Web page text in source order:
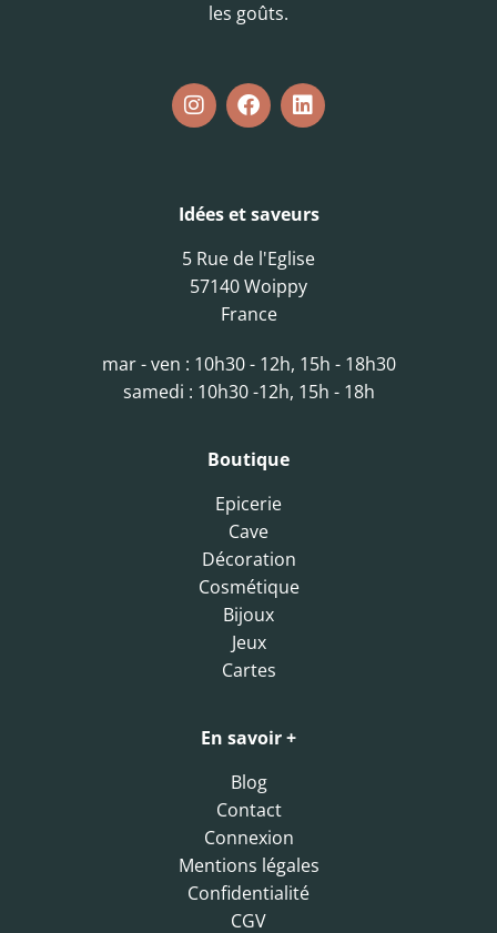
les goûts.
Idées et saveurs
5 Rue de l'Eglise
57140 Woippy
France
mar - ven : 10h30 - 12h, 15h - 18h30
samedi : 10h30 -12h, 15h - 18h
Boutique
Epicerie
Cave
Décoration
Cosmétique
Bijoux
Jeux
Cartes
En savoir +
Blog
Contact
Connexion
Mentions légales
Confidentialité
CGV